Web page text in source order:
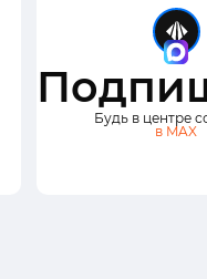
Будь в центре
в MAX